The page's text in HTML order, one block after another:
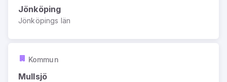
Jönköping
Jönköpings län
Kommun
Mullsjö